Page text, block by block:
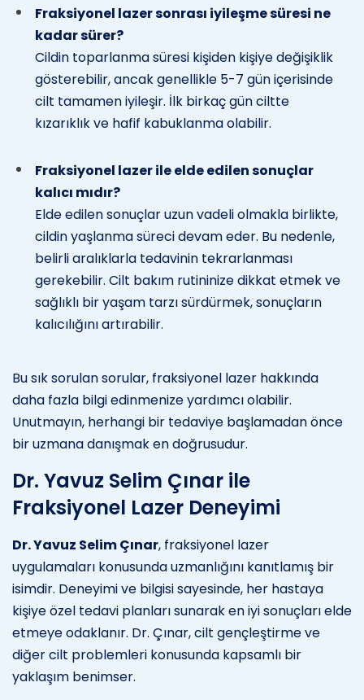
Fraksiyonel lazer sonrası iyileşme süresi ne
kadar sürer?
Cildin toparlanma süresi kişiden kişiye değişiklik
gösterebilir, ancak genellikle 5-7 gün içerisinde
cilt tamamen iyileşir. İlk birkaç gün ciltte
kızarıklık ve hafif kabuklanma olabilir.
Fraksiyonel lazer ile elde edilen sonuçlar
kalıcı mıdır?
Elde edilen sonuçlar uzun vadeli olmakla birlikte,
cildin yaşlanma süreci devam eder. Bu nedenle,
belirli aralıklarla tedavinin tekrarlanması
gerekebilir. Cilt bakım rutininize dikkat etmek ve
sağlıklı bir yaşam tarzı sürdürmek, sonuçların
kalıcılığını artırabilir.
Bu sık sorulan sorular, fraksiyonel lazer hakkında
daha fazla bilgi edinmenize yardımcı olabilir.
Unutmayın, herhangi bir tedaviye başlamadan önce
bir uzmana danışmak en doğrusudur.
Dr. Yavuz Selim Çınar ile
Fraksiyonel Lazer Deneyimi
Dr. Yavuz Selim Çınar, fraksiyonel lazer
uygulamaları konusunda uzmanlığını kanıtlamış bir
isimdir. Deneyimi ve bilgisi sayesinde, her hastaya
kişiye özel tedavi planları sunarak en iyi sonuçları elde
etmeye odaklanır. Dr. Çınar, cilt gençleştirme ve
diğer cilt problemleri konusunda kapsamlı bir
yaklaşım benimser.